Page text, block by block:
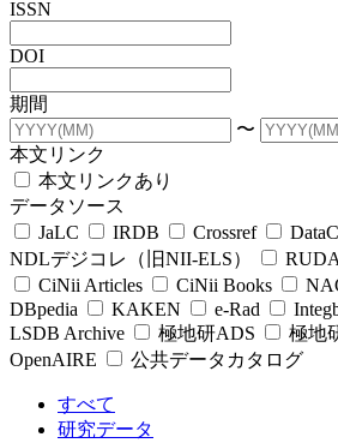
ISSN
DOI
期間
〜
本文リンク
本文リンクあり
データソース
JaLC
IRDB Crossref
NDLデジコレ（旧NII-ELS）
RUDA
CiNii Articles
CiNii Books
DBpedia
KAKEN e-Rad
LSDB Archive
極地研ADS
極地
OpenAIRE
公共データカタログ
すべて
研究データ